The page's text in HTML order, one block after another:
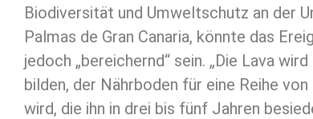
Biodiversität und Umweltschutz an der
Palmas de Gran Canaria, könnte das
jedoch „bereichernd“ sein. „Die Lava
bilden, der Nährboden für eine Reihe
wird, die ihn in drei bis fünf Jahren